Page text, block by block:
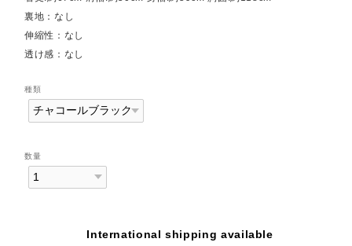
裏地：なし
伸縮性：なし
透け感：なし
種類
数量
International shipping available